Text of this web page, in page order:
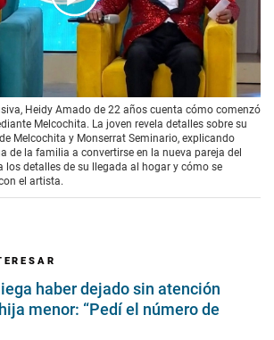
Heidy Amado de 22 años cuenta cómo comenzó
Melcochita. La joven revela detalles sobre su
Melcochita y Monserrat Seminario, explicando
de la familia a convertirse en la nueva pareja del
los detalles de su llegada al hogar y cómo se
el artista.
haber dejado sin atención
menor: “Pedí el número de